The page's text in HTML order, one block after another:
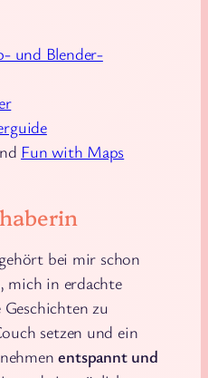
und Blender-
Fun with Maps
bei mir schon
mich in erdachte
zu
setzen und ein
entspannt und